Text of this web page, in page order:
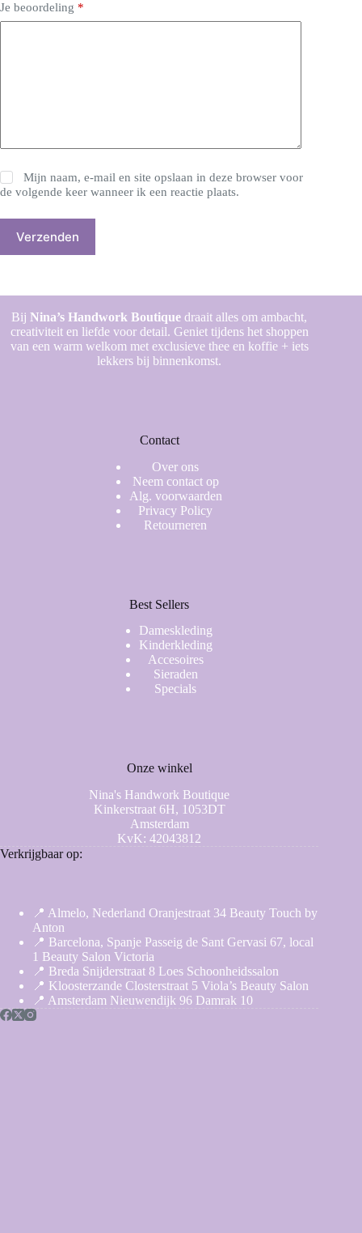
Je beoordeling *
Mijn naam, e-mail en site opslaan in deze browser voor
de volgende keer wanneer ik een reactie plaats.
Verzenden
BijNina’s Handwork Boutique draait alles om ambacht,
creativiteit en liefde voor detail. Geniet tijdens het shoppen
van een warm welkom met exclusieve thee en koffie + iets
lekkers bij binnenkomst.
Contact
Over ons
Neem contact op
Alg. voorwaarden
Privacy Policy
Retourneren
Best Sellers
Dameskleding
Kinderkleding
Accesoires
Sieraden
Specials
Onze winkel
Nina's Handwork Boutique
Kinkerstraat 6H, 1053DT
Amsterdam
KvK: 42043812
Verkrijgbaar op:
📍 Almelo, Nederland Oranjestraat 34 Beauty Touch by
Anton
📍 Barcelona, Spanje Passeig de Sant Gervasi 67, local
1 Beauty Salon Victoria
📍 Breda Snijderstraat 8 Loes Schoonheidssalon
📍 Kloosterzande Closterstraat 5 Viola’s Beauty Salon
📍 Amsterdam Nieuwendijk 96 Damrak 10